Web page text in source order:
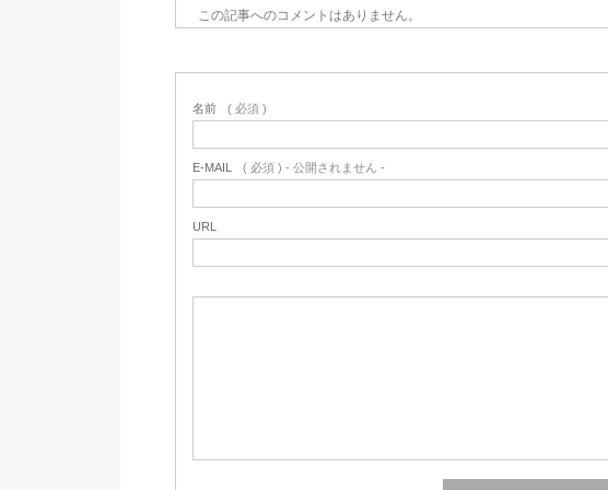
この記事へのコメントはありません。
名前 ( 必須 )
E-MAIL ( 必須 ) - 公開されません -
URL